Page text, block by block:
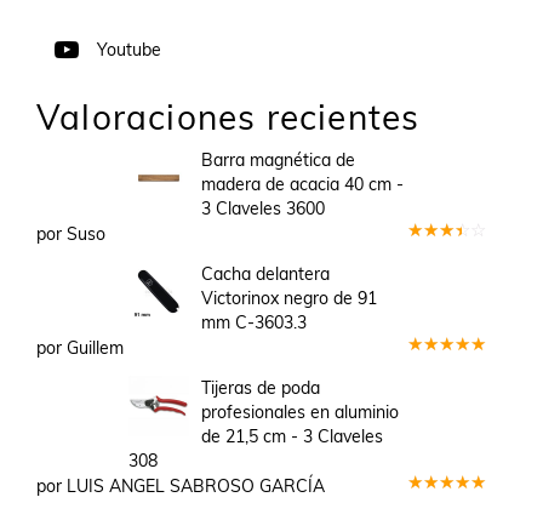
Youtube
Valoraciones recientes
Barra magnética de
madera de acacia 40 cm -
3 Claveles 3600
por Suso
Cacha delantera
Victorinox negro de 91
mm C-3603.3
por Guillem
Tijeras de poda
profesionales en aluminio
de 21,5 cm - 3 Claveles
308
por LUIS ANGEL SABROSO GARCÍA